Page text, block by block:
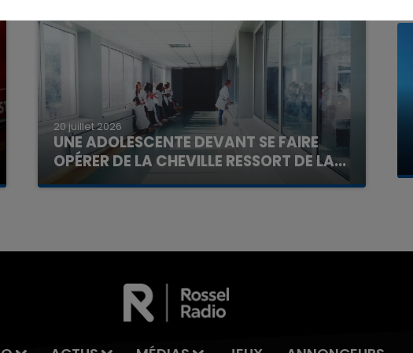
20 juillet 2026
UNE ADOLESCENTE DEVANT SE FAIRE
OPÉRER DE LA CHEVILLE RESSORT DE LA...
La famille a porté plainte contre la clinique qui a
16h00 - 20h00
La Team du Week-end